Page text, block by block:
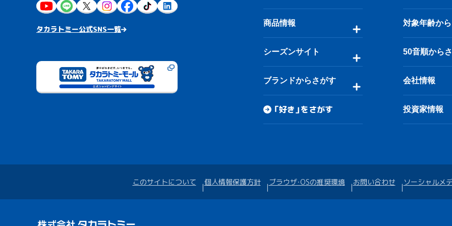
タカラトミー公式SNS一覧
商品情報
シーズンサイト
ブランドからさがす
「好き」をさがす
対象年齢か
50音順から
会社情報
投資家情報
このサイトについて 個人情報保護方針 ブラウザ・OSの推奨環境 お問い合わせ ソーシャルメ